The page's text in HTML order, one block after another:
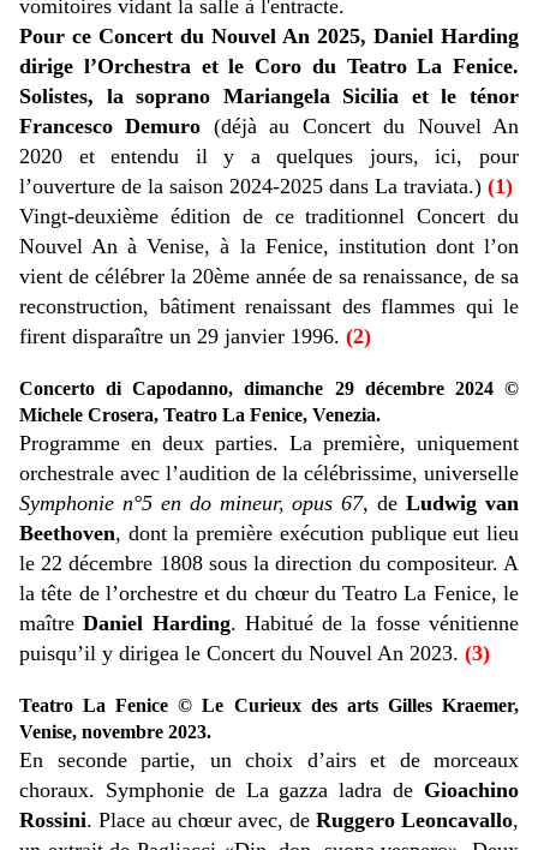
vomitoires vidant la salle à l'entracte.
Pour ce Concert du Nouvel An 2025, Daniel Harding
dirige l’Orchestra et le Coro du Teatro La Fenice.
Solistes, la soprano Mariangela Sicilia et le ténor
Francesco Demuro (déjà au Concert du Nouvel An
2020 et entendu il y a quelques jours, ici, pour
l’ouverture de la saison 2024-2025 dans La traviata.) (1)
Vingt-deuxième édition de ce traditionnel Concert du
Nouvel An à Venise, à la Fenice, institution dont l’on
vient de célébrer la 20ème année de sa renaissance, de sa
reconstruction, bâtiment renaissant des flammes qui le
firent disparaître un 29 janvier 1996. (2)
Concerto di Capodanno, dimanche 29 décembre 2024 ©
Michele Crosera, Teatro La Fenice, Venezia.
Programme en deux parties. La première, uniquement
orchestrale avec l’audition de la célébrissime, universelle
Symphonie n°5 en do mineur, opus 67, deLudwig van
Beethoven, dont la première exécution publique eut lieu
le 22 décembre 1808 sous la direction du compositeur. A
la tête de l’orchestre et du chœur du Teatro La Fenice, le
maîtreDaniel Harding. Habitué de la fosse vénitienne
puisqu’il y dirigea le Concert du Nouvel An 2023. (3)
Teatro La Fenice © Le Curieux des arts Gilles Kraemer,
Venise, novembre 2023.
En seconde partie, un choix d’airs et de morceaux
choraux. Symphonie de La gazza ladra de Gioachino
Rossini. Place au chœur avec, de Ruggero Leoncavallo,